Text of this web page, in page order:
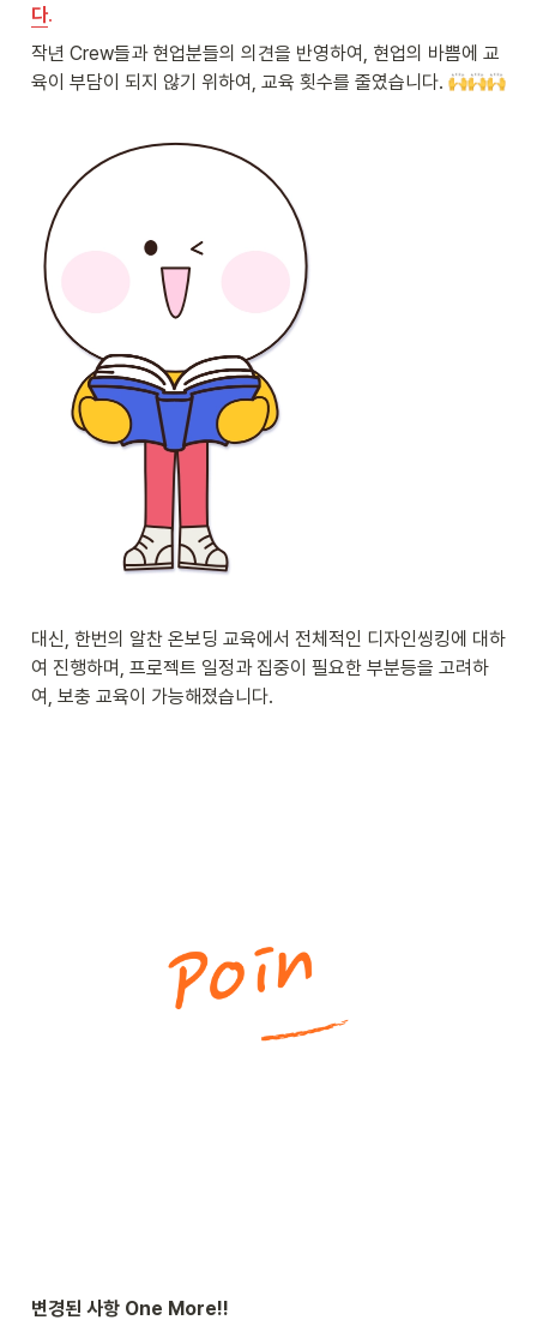
다.
작년 Crew들과 현업분들의 의견을 반영하여, 현업의 바쁨에 교
육이 부담이 되지 않기 위하여, 교육 횟수를 줄였습니다.
대신, 한번의 알찬 온보딩 교육에서 전체적인 디자인씽킹에 대하
여 진행하며, 프로젝트 일정과 집중이 필요한 부분등을 고려하
여, 보충 교육이 가능해졌습니다.
변경된 사항 One More!!